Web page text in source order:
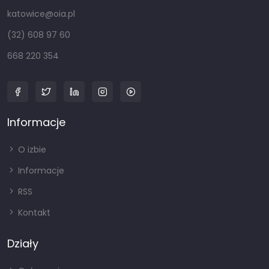
katowice@oia.pl
(32) 608 97 60
668 220 354
Informacje
O izbie
Informacje
RSS
Kontakt
Działy